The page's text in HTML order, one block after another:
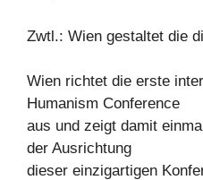
Zwtl.: Wien gestaltet die
Wien richtet die erste
Humanism Conference
aus und zeigt damit
der Ausrichtung
dieser einzigartigen